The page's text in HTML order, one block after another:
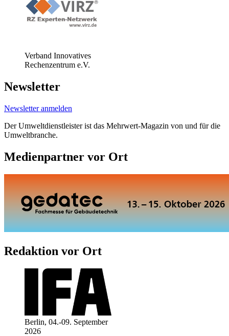
Verband Innovatives
Rechenzentrum e.V.
Newsletter
Newsletter anmelden
Der Umweltdienstleister ist das Mehrwert-Magazin von und für die
Umweltbranche.
Medienpartner vor Ort
Redaktion vor Ort
Berlin, 04.-09. September
2026